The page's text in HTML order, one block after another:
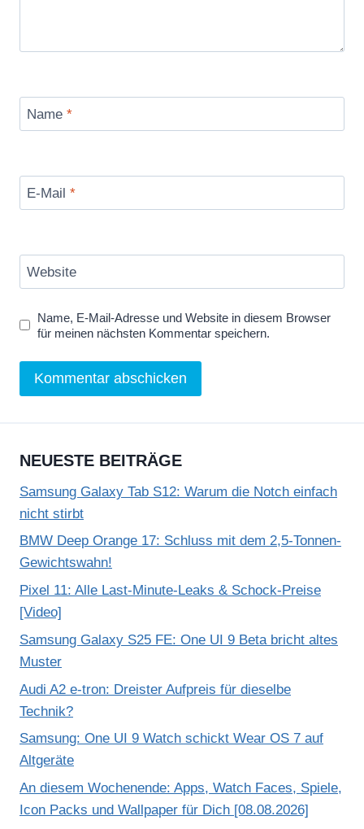
Name *
E-Mail *
Website
Name, E-Mail-Adresse und Website in diesem Browser
für meinen nächsten Kommentar speichern.
NEUESTE BEITRÄGE
Samsung Galaxy Tab S12: Warum die Notch einfach
nicht stirbt
BMW Deep Orange 17: Schluss mit dem 2,5-Tonnen-
Gewichtswahn!
Pixel 11: Alle Last-Minute-Leaks & Schock-Preise
[Video]
Samsung Galaxy S25 FE: One UI 9 Beta bricht altes
Muster
Audi A2 e-tron: Dreister Aufpreis für dieselbe
Technik?
Samsung: One UI 9 Watch schickt Wear OS 7 auf
Altgeräte
An diesem Wochenende: Apps, Watch Faces, Spiele,
Icon Packs und Wallpaper für Dich [08.08.2026]